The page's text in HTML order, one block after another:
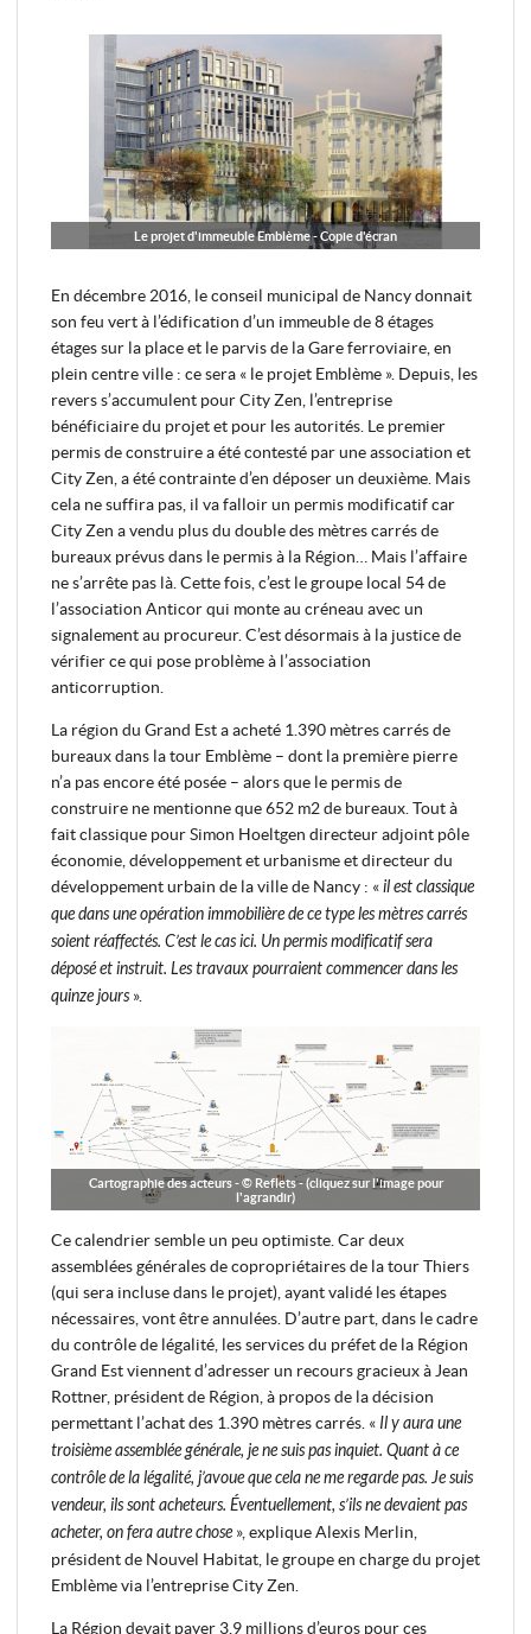
Le projet d'immeuble Emblème - Copie d'écran
En décembre 2016, le conseil municipal de Nancy donnait
son feu vert à l’édification d’un immeuble de 8 étages
étages sur la place et le parvis de la Gare ferroviaire, en
plein centre ville : ce sera « le projet Emblème ». Depuis, les
revers s’accumulent pour City Zen, l’entreprise
bénéficiaire du projet et pour les autorités. Le premier
permis de construire a été contesté par une association et
City Zen, a été contrainte d’en déposer un deuxième. Mais
cela ne suffira pas, il va falloir un permis modificatif car
City Zen a vendu plus du double des mètres carrés de
bureaux prévus dans le permis à la Région… Mais l’affaire
ne s’arrête pas là. Cette fois, c’est le groupe local 54 de
l’association Anticor qui monte au créneau avec un
signalement au procureur. C’est désormais à la justice de
vérifier ce qui pose problème à l’association
anticorruption.
La région du Grand Est a acheté 1.390 mètres carrés de
bureaux dans la tour Emblème – dont la première pierre
n’a pas encore été posée – alors que le permis de
construire ne mentionne que 652 m2 de bureaux. Tout à
fait classique pour Simon Hoeltgen directeur adjoint pôle
économie, développement et urbanisme et directeur du
développement urbain de la ville de Nancy : «il est classique
que dans une opération immobilière de ce type les mètres carrés
soient réaffectés. C’est le cas ici. Un permis modificatif sera
déposé et instruit. Les travaux pourraient commencer dans les
quinze jours ».
Cartographie des acteurs - © Reflets - (cliquez sur l'image pour
l'agrandir)
Ce calendrier semble un peu optimiste. Car deux
assemblées générales de copropriétaires de la tour Thiers
(qui sera incluse dans le projet), ayant validé les étapes
nécessaires, vont être annulées. D’autre part, dans le cadre
du contrôle de légalité, les services du préfet de la Région
Grand Est viennent d’adresser un recours gracieux à Jean
Rottner, président de Région, à propos de la décision
permettant l’achat des 1.390 mètres carrés. « Il y aura une
troisième assemblée générale, je ne suis pas inquiet. Quant à ce
contrôle de la légalité, j’avoue que cela ne me regarde pas. Je suis
vendeur, ils sont acheteurs. Éventuellement, s’ils ne devaient pas
acheter, on fera autre chose », explique Alexis Merlin,
président de Nouvel Habitat, le groupe en charge du projet
Emblème via l’entreprise City Zen.
La Région devait payer 3,9 millions d’euros pour ces